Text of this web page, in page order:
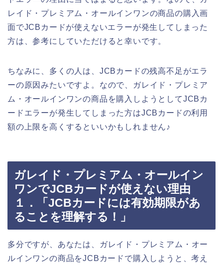
レイド・プレミアム・オールインワンの商品の購入画
面でJCBカードが使えないエラーが発生してしまった
方は、参考にしていただけると幸いです。
ちなみに、多くの人は、JCBカードの残高不足がエラ
ーの原因みたいですよ。なので、ガレイド・プレミア
ム・オールインワンの商品を購入しようとしてJCBカ
ードエラーが発生してしまった方はJCBカードの利用
額の上限を高くするといいかもしれません♪
ガレイド・プレミアム・オールイン
ワンでJCBカードが使えない理由
１．「JCBカードには有効期限があ
ることを理解する！」
多分ですが、あなたは、ガレイド・プレミアム・オー
ルインワンの商品をJCBカードで購入しようと、考え